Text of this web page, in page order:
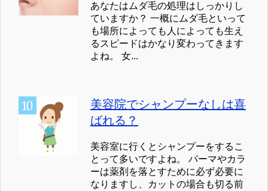
あなたはムダ毛の処理はしっかりし
ていますか？ 一概にムダ毛といって
も場所によっても人によっても生え
るスピードはかなり変わってきます
よね。 女...
美容院でシャンプーなしは喜
ばれる？
美容室に行くとシャンプーをするこ
とって多いですよね。 パーマやカラ
ーは薬剤を落とすために必ず必要に
なりますし、カットの場合も切る前